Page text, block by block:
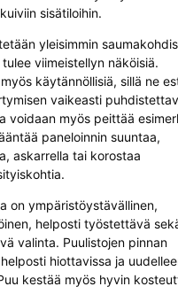
sisätiloihin.
yleisimmin
viimeistellyn näköisiä.
käytännöllisiä, sillä ne
vaikeasti
voidaan myös peittää
paneloinnin suuntaa,
askarrella tai korostaa
on ympäristöystävällinen,
helposti työstettävä
valinta. Puulistojen pinnan
hiottavissa ja
kestää myös hyvin